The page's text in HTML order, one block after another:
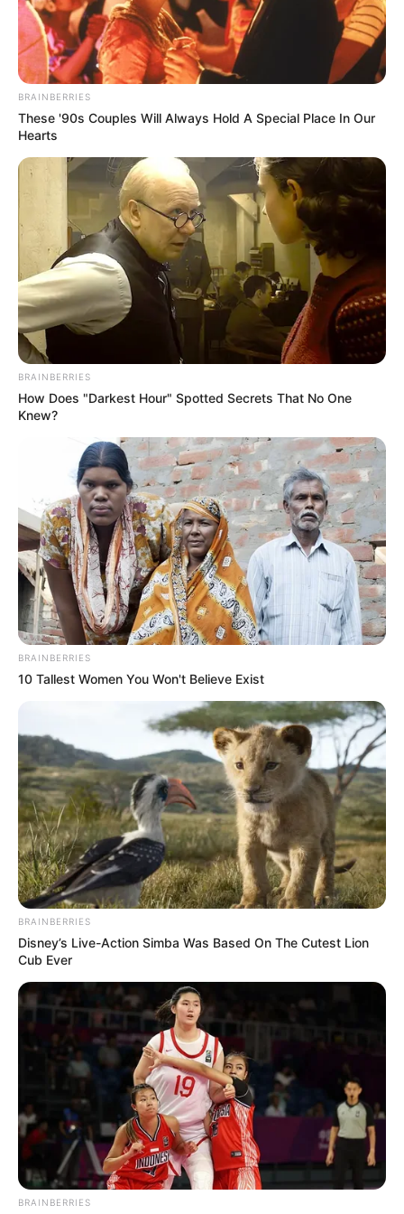
Suministrada por la Alcaldía de Piedecuesta
Por:
Ingrid Liliana Jaimes Jaimes
Octubre 15, 2020
COMPARTIR
UNIRSE AL CANAL DE WHATSAPP
Luego de 8 meses de permanecer recibiendo sus clases
en las casas consecuencia de la pandemia por Covid-19,
losalumnos de grado 10 y 11 de dos instituciones
educativas de Piedecuesta regresaron a las aulas.
El regreso a clases mediante la modalidad alternancia, es
que se hizo con los rectores, profesores,
de las instituciones educativas de las
veredas, Granadillo y Menzuly Chiquito.
Lea También:Empleados de los Parques Recrear en
Bucaramanga realizarán plantón en rechazo al cambio
de administrador
La secretaria de educación de Piedecuesta, Adela Silva
BRAINBERRIES
These '90s Couples Will Always Hold A Special Place In Our
Hearts
BRAINBERRIES
How Does "Darkest Hour" Spotted Secrets That No One
Knew?
BRAINBERRIES
10 Tallest Women You Won't Believe Exist
BRAINBERRIES
Disney’s Live-Action Simba Was Based On The Cutest Lion
Cub Ever
BRAINBERRIES